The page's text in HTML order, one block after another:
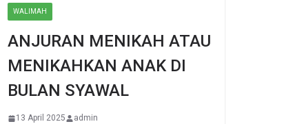
WALIMAH
ANJURAN MENIKAH ATAU
MENIKAHKAN ANAK DI
BULAN SYAWAL
13 April 2025 admin